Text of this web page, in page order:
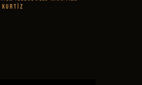
Kurtiz